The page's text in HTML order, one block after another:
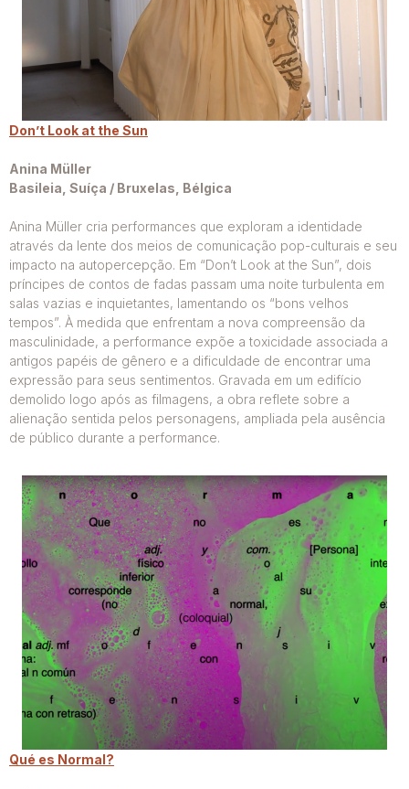
Don’t Look at the Sun
Anina Müller
Basileia, Suíça / Bruxelas, Bélgica
Anina Müller cria performances que exploram a identidade
através da lente dos meios de comunicação pop-culturais e seu
impacto na autopercepção. Em “Don’t Look at the Sun”, dois
príncipes de contos de fadas passam uma noite turbulenta em
salas vazias e inquietantes, lamentando os “bons velhos
tempos”. À medida que enfrentam a nova compreensão da
masculinidade, a performance expõe a toxicidade associada a
antigos papéis de gênero e a dificuldade de encontrar uma
expressão para seus sentimentos. Gravada em um edifício
demolido logo após as filmagens, a obra reflete sobre a
alienação sentida pelos personagens, ampliada pela ausência
de público durante a performance.
Qué es Normal?